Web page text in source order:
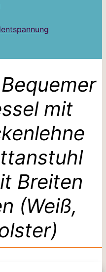
mit
Breiten
(Weiß,